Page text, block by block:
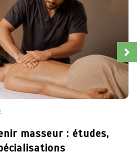
etude : quel
architecte